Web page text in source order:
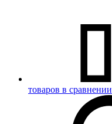
товаров в сравнении